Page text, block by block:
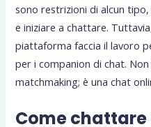
sono restrizioni di alcun
e iniziare a chattare.
piattaforma faccia il lavoro
per i companion di chat.
matchmaking; è una chat
Come chattare